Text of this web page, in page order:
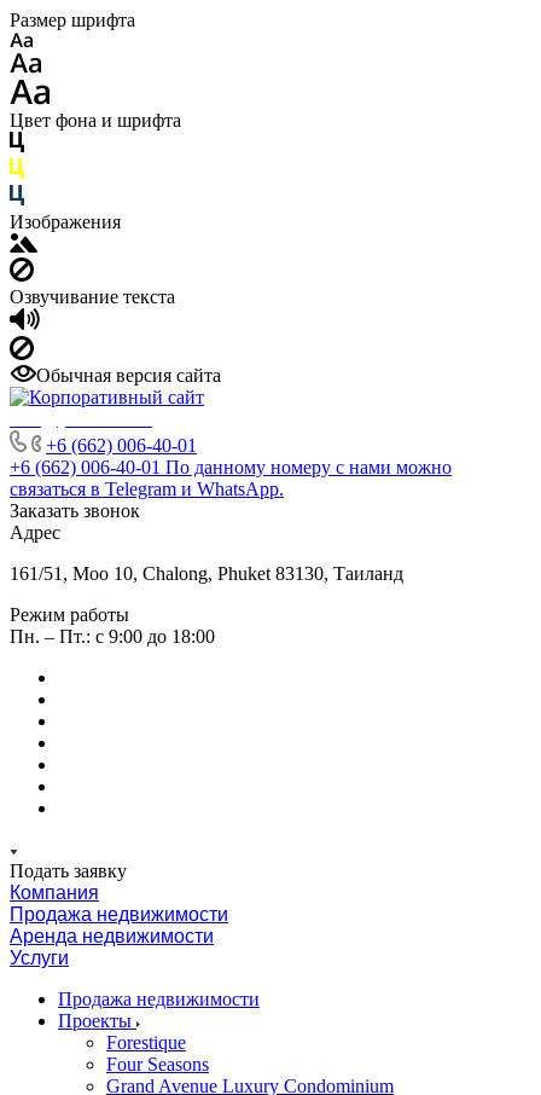
Размер шрифта
Цвет фона и шрифта
Изображения
Озвучивание текста
Обычная версия сайта
+6 (662) 006-40-01
+6 (662) 006-40-01 По данному номеру с нами можно
связаться в Telegram и WhatsApp.
Заказать звонок
Адрес
161/51, Moo 10, Chalong, Phuket 83130, Таиланд
Режим работы
Пн. – Пт.: с 9:00 до 18:00
Подать заявку
Компания
Продажа недвижимости
Аренда недвижимости
Услуги
Продажа недвижимости
Проекты
Forestique
Four Seasons
Grand Avenue Luxury Condominium